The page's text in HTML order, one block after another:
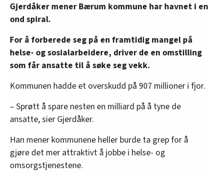
Gjerdåker mener Bærum kommune har havnet i en
ond spiral.
For å forberede seg på en framtidig mangel på
helse- og sosialarbeidere, driver de en omstilling
som får ansatte til å søke seg vekk.
Kommunen hadde et overskudd på 907 millioner i fjor.
– Sprøtt å spare nesten en milliard på å tyne de
ansatte, sier Gjerdåker.
Han mener kommunene heller burde ta grep for å
gjøre det mer attraktivt å jobbe i helse- og
omsorgstjenestene.